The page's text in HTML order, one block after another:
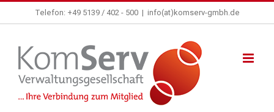
springen
Telefon: +49 5139 / 402 - 500 | info(at)komserv-gmbh.de